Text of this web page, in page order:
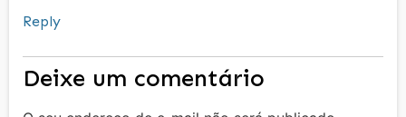
Reply
Deixe um comentário